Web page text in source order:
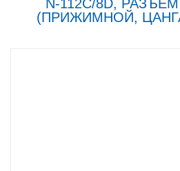
N-112C/8D,
(ПРИЖИМНОЙ,